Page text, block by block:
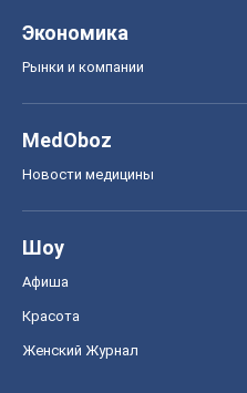
Экономика
Рынки и компании
MedOboz
Новости медицины
Шоу
Афиша
Красота
Женский Журнал